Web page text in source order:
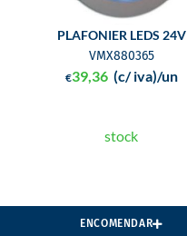
PLAFONIER LEDS 24V
VMX880365
€39,36 (c/ iva)/un
stock
ENCOMENDAR